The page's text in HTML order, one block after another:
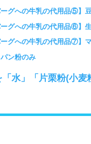
ーグへの牛乳の代用品⑤】
ーグへの牛乳の代用品⑥】
ーグへの牛乳の代用品⑦】
ン粉のみ
水」「片栗粉(小麦